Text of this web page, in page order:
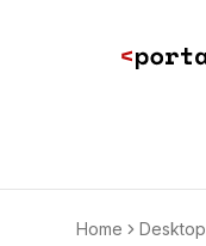
Home Desktop